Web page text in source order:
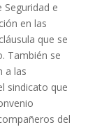
e
en las
que se
También se
a las
sindicato que
del